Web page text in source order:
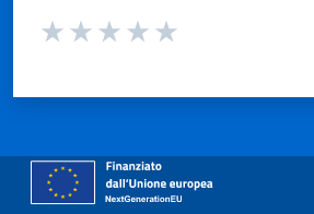
Valuta da 1 a 5 stelle la pagina